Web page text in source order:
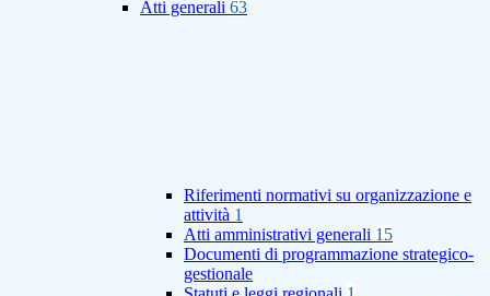
Atti generali 63
Riferimenti normativi su organizzazione e
attività 1
Atti amministrativi generali 15
Documenti di programmazione strategico-
gestionale